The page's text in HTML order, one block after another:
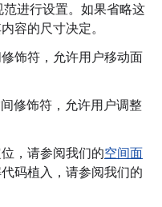
范进行设置。如果省略这
容的尺寸决定。
饰符，允许用户移动面
修饰符，允许用户调整
，请参阅我们的空间面
码植入，请参阅我们的